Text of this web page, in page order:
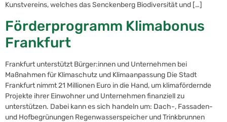
Kunstvereins, welches das Senckenberg Biodiversität und […]
Förderprogramm Klimabonus
Frankfurt
Frankfurt unterstützt Bürger:innen und Unternehmen bei
Maßnahmen für Klimaschutz und Klimaanpassung Die Stadt
Frankfurt nimmt 21 Millionen Euro in die Hand, um klimafördernde
Projekte ihrer Einwohner und Unternehmen finanziell zu
unterstützen. Dabei kann es sich handeln um: Dach-, Fassaden-
und Hofbegrünungen Regenwasserspeicher und Trinkbrunnen